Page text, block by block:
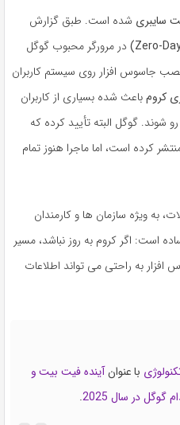
سایبری شده است. طبق گزارش
در مرورگر محبوب گوگل
جاسوس افزار روی سیستم کاربران
کرومباعث شده بسیاری از کاربران
شوند. گوگل البته تأیید کرده که
کرده است، اما ماجرا هنوز تمام
به ویژه سازمان ها و کارمندان
است: اگر کروم به روز نباشد، مسیر
افزار به راحتی می تواند اطلاعات
با عنوانآینده فیت بیت و
در سال 2025
.